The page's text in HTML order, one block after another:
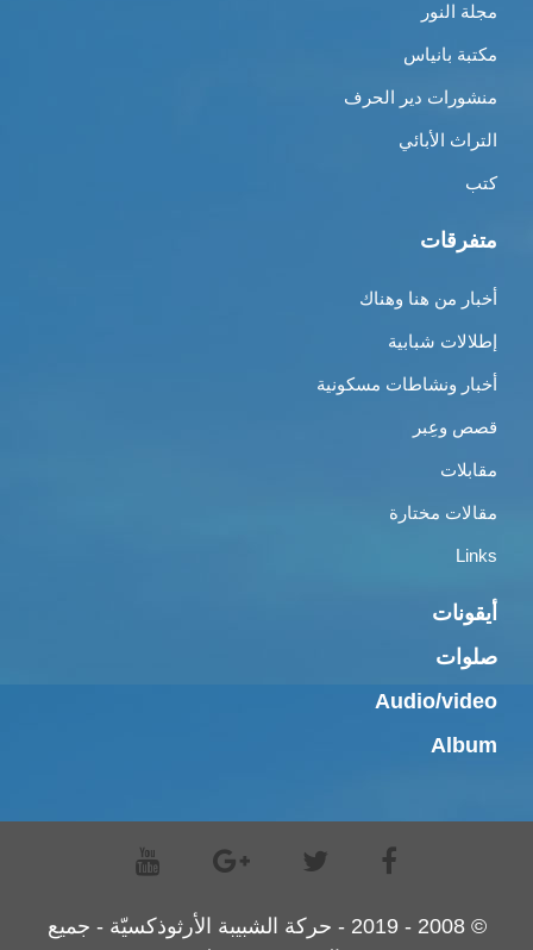
مجلة النور
مكتبة بانياس
منشورات دير الحرف
التراث الأبائي
كتب
متفرقات
أخبار من هنا وهناك
إطلالات شبابية
أخبار ونشاطات مسكونية
قصص وعِبر
مقابلات
مقالات مختارة
Links
أيقونات
صلوات
Audio/video
Album
© 2008 - 2019 - حركة الشبيبة الأرثوذكسيّة - جميع